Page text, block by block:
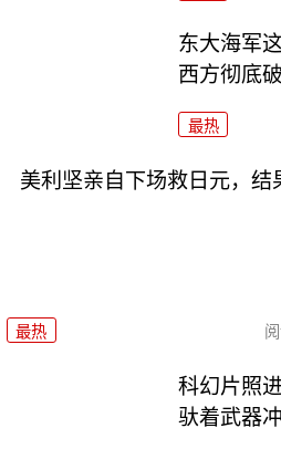
东大海军
西方彻底破
最热
美利坚亲自下场救日元，结
最热
科幻片照
驮着武器冲